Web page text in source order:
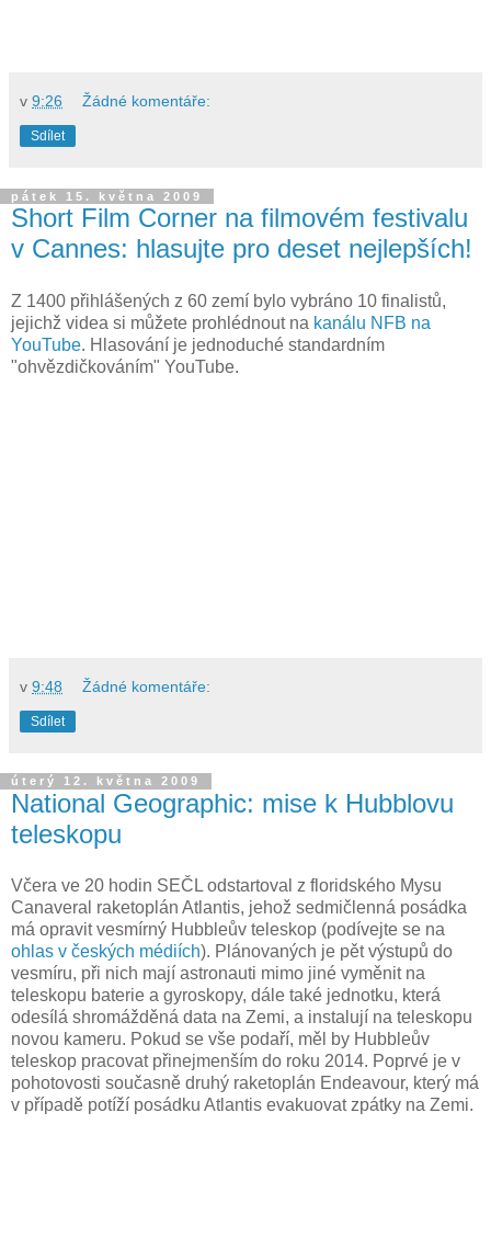
v 9:26 Žádné komentáře:
Sdílet
pátek 15. května 2009
Short Film Corner na filmovém festivalu
v Cannes: hlasujte pro deset nejlepších!
Z 1400 přihlášených z 60 zemí bylo vybráno 10 finalistů,
jejichž videa si můžete prohlédnout na kanálu NFB na
YouTube. Hlasování je jednoduché standardním
"ohvězdičkováním" YouTube.
v 9:48 Žádné komentáře:
Sdílet
úterý 12. května 2009
National Geographic: mise k Hubblovu
teleskopu
Včera ve 20 hodin SEČL odstartoval z floridského Mysu
Canaveral raketoplán Atlantis, jehož sedmičlenná posádka
má opravit vesmírný Hubbleův teleskop (podívejte se na
ohlas v českých médiích). Plánovaných je pět výstupů do
vesmíru, při nich mají astronauti mimo jiné vyměnit na
teleskopu baterie a gyroskopy, dále také jednotku, která
odesílá shromážděná data na Zemi, a instalují na teleskopu
novou kameru. Pokud se vše podaří, měl by Hubbleův
teleskop pracovat přinejmenším do roku 2014. Poprvé je v
pohotovosti současně druhý raketoplán Endeavour, který má
v případě potíží posádku Atlantis evakuovat zpátky na Zemi.